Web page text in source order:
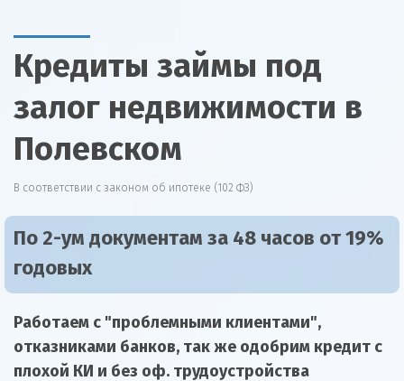
Кредиты займы под
залог недвижимости в
Полевском
В соответствии с законом об ипотеке (102 ФЗ)
По 2-ум документам за 48 часов от 19%
годовых
Работаем с "проблемными клиентами",
отказниками банков, так же одобрим кредит с
плохой КИ и без оф. трудоустройства